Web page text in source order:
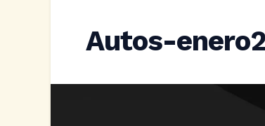
Autos-